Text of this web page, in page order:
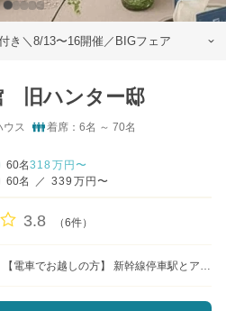
き＼8/13〜16開催／BIGフェア
旧ハンター邸
ウス 着席：6名 ～ 70名
60名318 万円〜
60名 ／ 339万円〜
口コミ評価
3.8 （6件）
【電車でお越しの方】 新幹線停車駅とアクセス抜群の三宮駅が最寄り！ 遠方ゲストも嬉しい、神戸らしいロケーション×移動安心の立地 ■神戸市営地下鉄 もしくは 山陽新幹線 新神戸駅南出口 徒歩5分 ■ＪＲ・阪急・阪神 三ノ宮駅 徒歩15分 ※JR、阪急の各線「三ノ宮」駅からタクシーでワンメーター！ ※駅にはタクシー乗り場もあり、初めての方も安心！ ※東京から1本！東海道・山陽新幹線のぞみ停車駅の「新神戸」駅が最寄り駅 ＜ハナユメ限定特典＞ ■式当日のゲストタクシー代プレゼント！※条件付き ■フェア来館時、タクシー代無料 ※領収書をスタッフまでお渡しください